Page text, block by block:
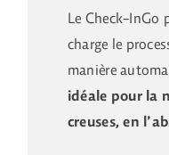
Le Check-InGo
charge le
manière
idéale pour la
creuses, en